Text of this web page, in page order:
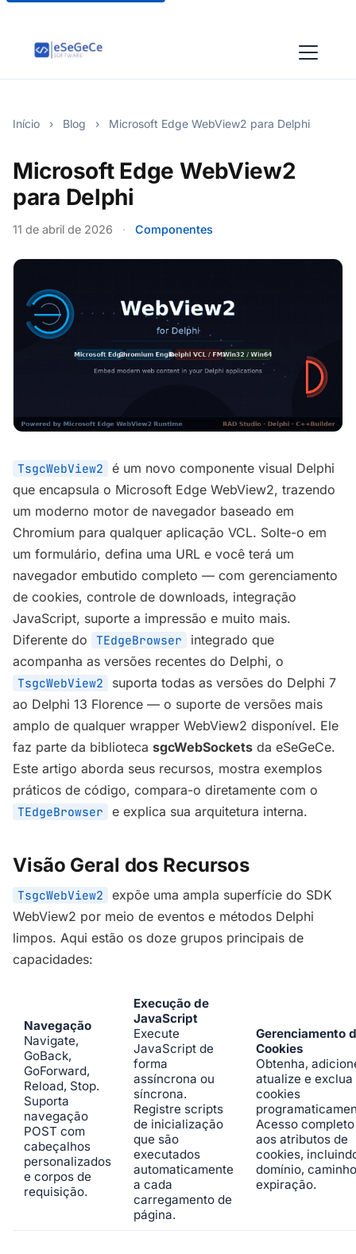
Início › Blog › Microsoft Edge WebView2 para Delphi
Microsoft Edge WebView2
para Delphi
11 de abril de 2026 · Componentes
TsgcWebView2
é um novo componente visual Delphi
que encapsula o Microsoft Edge WebView2, trazendo
um moderno motor de navegador baseado em
Chromium para qualquer aplicação VCL. Solte-o em
um formulário, defina uma URL e você terá um
navegador embutido completo — com gerenciamento
de cookies, controle de downloads, integração
JavaScript, suporte a impressão e muito mais.
Diferente do
TEdgeBrowser
integrado que
acompanha as versões recentes do Delphi, o
TsgcWebView2
suporta todas as versões do Delphi 7
ao Delphi 13 Florence — o suporte de versões mais
amplo de qualquer wrapper WebView2 disponível. Ele
faz parte da biblioteca sgcWebSockets da eSeGeCe.
Este artigo aborda seus recursos, mostra exemplos
práticos de código, compara-o diretamente com o
TEdgeBrowser e explica sua arquitetura interna.
Visão Geral dos Recursos
TsgcWebView2
expõe uma ampla superfície do SDK
WebView2 por meio de eventos e métodos Delphi
limpos. Aqui estão os doze grupos principais de
capacidades:
Navegação
Navigate,
GoBack,
GoForward,
Reload, Stop.
Suporta
navegação
POST com
cabeçalhos
personalizados
e corpos de
requisição.
Execução de
JavaScript
Execute
JavaScript de
forma
assíncrona ou
síncrona.
Registre scripts
de inicialização
que são
executados
automaticamente
a cada
carregamento de
página.
Gerenciamento
Cookies
Obtenha,
atualize e exclua
cookies
Acesso completo
aos atributos de
cookies,
domínio,
expiração.